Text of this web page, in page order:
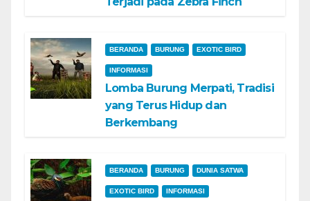
BERANDA BURUNG EXOTIC BIRD
INFORMASI
Lomba Burung Merpati, Tradisi
yang Terus Hidup dan
Berkembang
BERANDA BURUNG DUNIA SATWA
EXOTIC BIRD INFORMASI